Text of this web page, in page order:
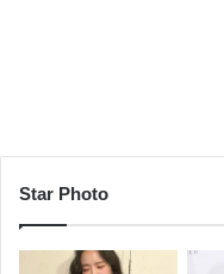
Star Photo